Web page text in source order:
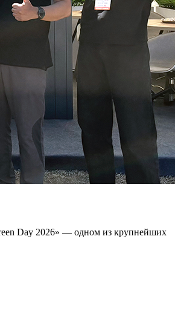
Day 2026» — одном из крупнейших